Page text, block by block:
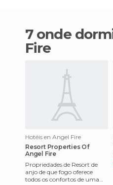
7 onde dormir em Angel
Fire
Hotéis en Angel Fire
Resort Properties Of
Angel Fire
Propriedades de Resort de
anjo de que fogo oferece
todos os confortos de uma